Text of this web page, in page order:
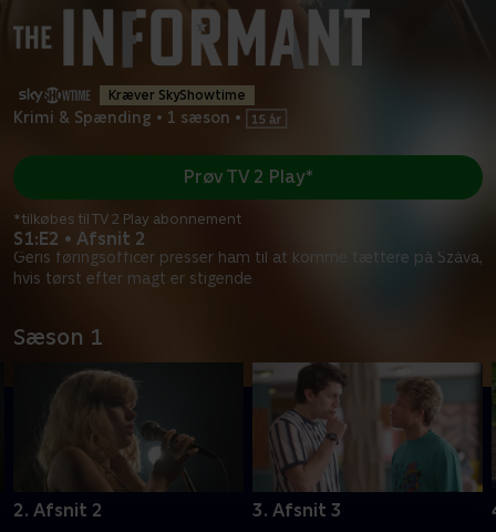
Kræver SkyShowtime
Krimi & Spænding • 1 sæson •
S1:E2 • Afsnit 2
Geris føringsofficer presser ham til at komme tættere på Száva,
hvis tørst efter magt er stigende
Prøv TV 2 Play*
*tilkøbes til TV 2 Play abonnement
Sæson 1
2. Afsnit 2 3. Afsnit 3